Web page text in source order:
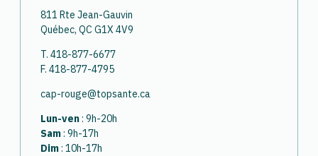
811 Rte Jean-Gauvin
Québec, QC G1X 4V9
T. 418-877-6677
F. 418-877-4795
cap-rouge@topsante.ca
Lun-ven: 9h-20h
Sam: 9h-17h
Dim: 10h-17h